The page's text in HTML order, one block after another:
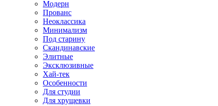
Модерн
Прованс
Неоклассика
Минимализм
Под старину
Скандинавские
Элитные
Эксклюзивные
Хай-тек
Особенности
Для студии
Для хрущевки